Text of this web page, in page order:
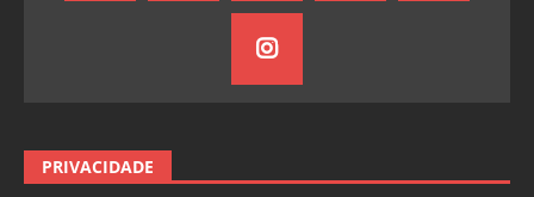
PRIVACIDADE